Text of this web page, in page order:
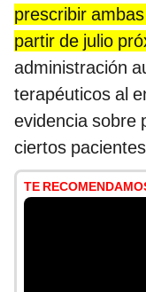
prescribir
partir de julio
administración
terapéuticos al
evidencia sobre
ciertos
TE